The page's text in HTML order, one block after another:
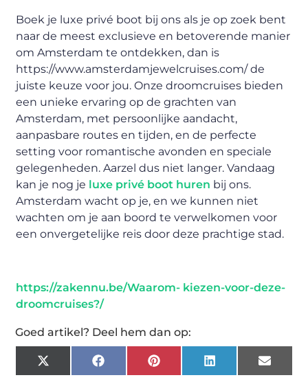
Boek je luxe privé boot bij ons als je op zoek bent
naar de meest exclusieve en betoverende manier
om Amsterdam te ontdekken, dan is
https://www.amsterdamjewelcruises.com/ de
juiste keuze voor jou. Onze droomcruises bieden
een unieke ervaring op de grachten van
Amsterdam, met persoonlijke aandacht,
aanpasbare routes en tijden, en de perfecte
setting voor romantische avonden en speciale
gelegenheden. Aarzel dus niet langer. Vandaag
kan je nog je luxe privé boot huren bij ons.
Amsterdam wacht op je, en we kunnen niet
wachten om je aan boord te verwelkomen voor
een onvergetelijke reis door deze prachtige stad.
https://zakennu.be/Waarom- kiezen-voor-deze-
droomcruises?/
Goed artikel? Deel hem dan op:
X
(Twitter)
FacebookPinterestLinkedIn Email